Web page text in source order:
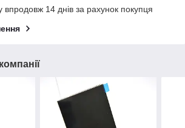
14 днів за рахунок покупця